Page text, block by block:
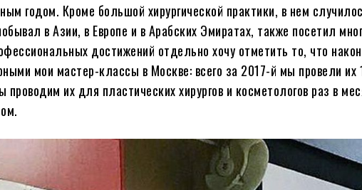
годом. Кроме большой хирургической практики, в нем
в Азии, в Европе и в Арабских Эмиратах, также посетил
достижений отдельно хочу отметить то, что
мои мастер-классы в Москве: всего за 2017-й мы провели
их для пластических хирургов и косметологов раз в